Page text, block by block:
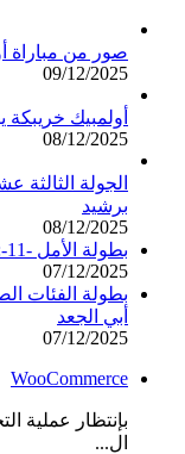
صور من مباراة
09/12/2025
أولمبيك
08/12/2025
الجولة الثالثة
برشيد
08/12/2025
بطولة الأمل -11-: أولمبيك خريبكة يفوز على وداد تمارة
07/12/2025
أبي الجعد
07/12/2025
WooCommerce
بإنتظار عملية
ال...